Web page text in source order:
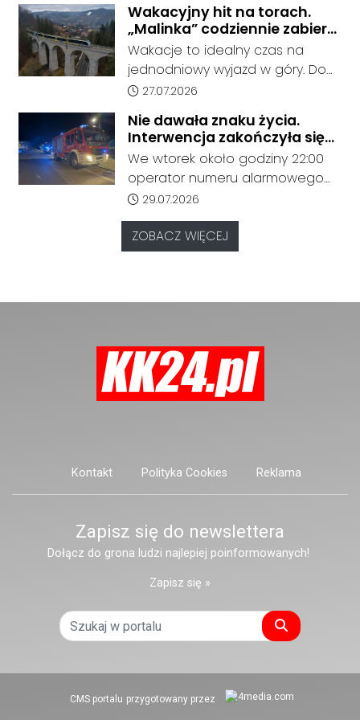
zadysponowane na odcinek
Rudziniec Gliwicki - Nowa Wieś,
gdzie doszło do potrącenia
człowieka przez pociąg.
Wakacyjny hit na torach.
„Malinka” codziennie zabiera
pasażerów z Kędzierzyna-
Koźla do Wisły
Wakacje to idealny czas na
jednodniowy wyjazd w góry. Do
końca sierpnia pociąg POLREGIO
oferując bezpośrednie
połączenie z Kędzierzyna-Koźla
do Beskidów. Jak informuje
przewoźnik, połączenie cieszy się
dużym zainteresowaniem
pasażerów.
Data dodania artykułu:
27.07.2026
Nie dawała znaku życia.
Interwencja zakończyła się
tragicznym odkryciem
We wtorek około godziny 22:00
operator numeru alarmowego
odebrał zgłoszenie od
zaniepokojonych członków
rodziny, którzy od dłuższego
czasu nie mieli kontaktu z kobietą
Data dodania artykułu:
29.07.2026
ZOBACZ WIĘCEJ
Kontakt Polityka Cookies Reklama
Zapisz się do newslettera
Dołącz do grona ludzi najlepiej poinformowanych!
Zapisz się »
Szukaj
CMS portalu przygotowany przez